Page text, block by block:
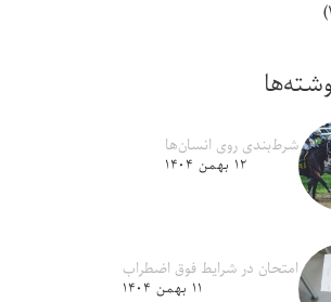
شرط‌بندی روی انسان‌ها
۱۲ بهمن ۱۴۰۴
امتحان در شرایط فوق اضطراب
۱۱ بهمن ۱۴۰۴